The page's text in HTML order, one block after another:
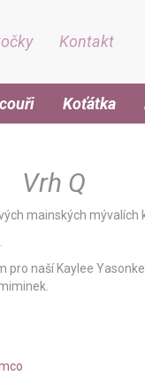
Kontakt
Koťátka
Vrh Q
mainských mývalích
naší Kaylee